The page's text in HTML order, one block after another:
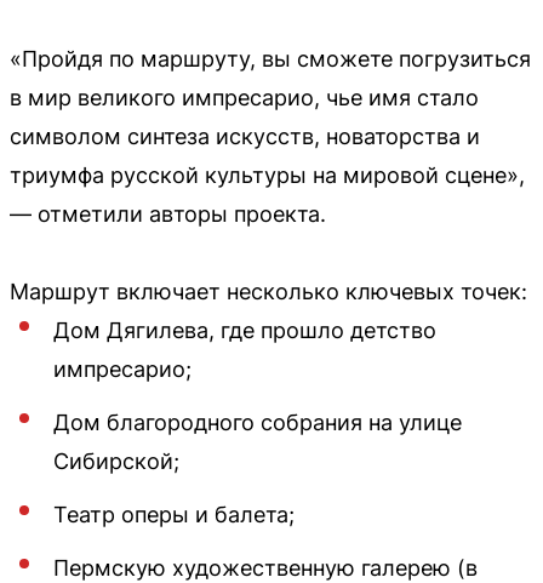
«Пройдя по маршруту, вы сможете погрузиться
в мир великого импресарио, чье имя стало
символом синтеза искусств, новаторства и
триумфа русской культуры на мировой сцене»,
— отметили авторы проекта.
Маршрут включает несколько ключевых точек:
Дом Дягилева, где прошло детство
импресарио;
Дом благородного собрания на улице
Сибирской;
Театр оперы и балета;
Пермскую художественную галерею (в